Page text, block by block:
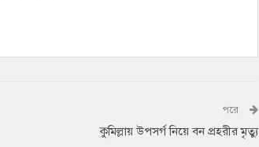
পরে
কুমিল্লায় উপসর্গ নিয়ে বন প্রহরীর মৃত্যু